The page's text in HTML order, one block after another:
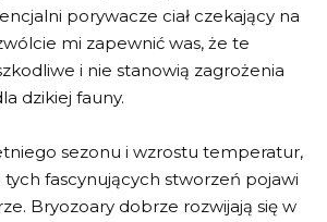
porywacze ciał czekający na
mi zapewnić was, że te
i nie stanowią zagrożenia
dzikiej fauny.
sezonu i wzrostu temperatur,
tych fascynujących stworzeń pojawi
Bryozoary dobrze rozwijają się w